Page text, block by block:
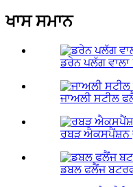
ਖਾਸ ਸਮਾਨ
ਡਰੇਨ ਪਲੱਗ
ਜਾਅਲੀ ਸਟੀਲ
ਰਬੜ ਐਕਸਪੈਂਸ਼ਨ
ਡਬਲ ਫਲੈਂਜ